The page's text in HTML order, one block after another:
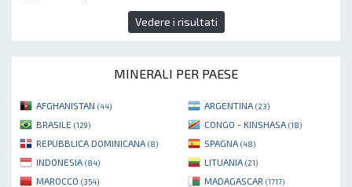
Vedere i risultati
MINERALI PER PAESE
AFGHANISTAN (44) ARGENTINA (23)
BRASILE (129) CONGO - KINSHASA (18)
REPUBBLICA DOMINICANA (8) SPAGNA (48)
INDONESIA (84) LITUANIA (21)
MAROCCO (354) MADAGASCAR (1717)